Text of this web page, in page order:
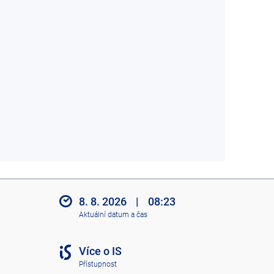
8. 8. 2026 | 08:23
Aktuální datum a čas
Více o IS
Přístupnost